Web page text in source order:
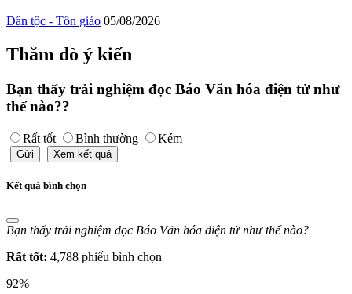
Dân tộc - Tôn giáo 05/08/2026
Thăm dò ý kiến
Bạn thấy trải nghiệm đọc Báo Văn hóa điện tử như
thế nào??
Rất tốt Bình thường Kém
Gửi Xem kết quả
Kết quả bình chọn
Bạn thấy trải nghiệm đọc Báo Văn hóa điện tử như thế nào?
Rất tốt: 4,788 phiếu bình chọn
92%